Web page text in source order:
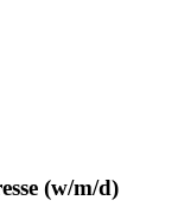
(w/m/d)